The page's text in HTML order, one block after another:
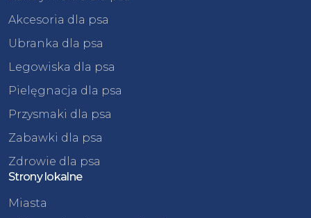
Akcesoria dla psa
Ubranka dla psa
Legowiska dla psa
Pielęgnacja dla psa
Przysmaki dla psa
Zabawki dla psa
Zdrowie dla psa
Strony lokalne
Miasta